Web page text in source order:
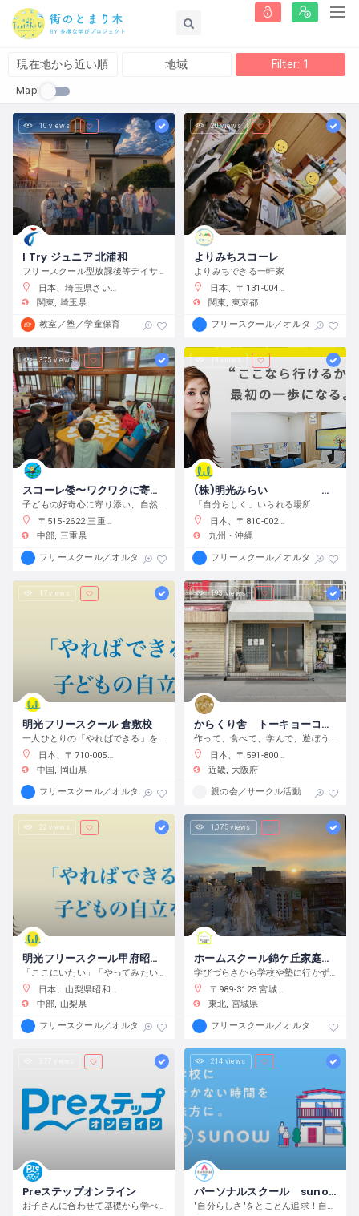
現在地から近い順 地域 Filter: 1
Map
10 views
I Try ジュニア 北浦和
フリースクール型放課後等デイサービス
日本、埼玉県さいたま市浦和区元町２−３４−１０
関東
埼玉県
教室／塾／学童保育
20 views
よりみちスコーレ
よりみちできる一軒家
日本、〒131-0045 東京都墨田区押上２丁目２８−３
関東
東京都
フリースクール／オルタナティブス
375 views
スコーレ倭〜ワクワクに寄り添う学校〜
子どもの好奇心に寄り添い、自然体験と創作活動を通してこの世界の面白さへと導きます。
〒515-2622 三重県津市白山町中ノ村１３８−４
中部 三重県
フリースクール／オルタナティブスクール
(株)明光みらい 明光フリースクール薬院本校
「自分らしく」いられる場所
日本、〒810-0022 福岡県福岡市中央区薬院１−１０−６ フォレスト薬院大通り
九州・沖縄
フリースクール／オルタナティブス
17 views
明光フリースクール 倉敷校
一人ひとりの「やればできる」を見つけ、育む
日本、〒710-0057 岡山県倉敷市昭和２丁目４−１５ マンション クラデン 1F
中国
岡山県
フリースクール／オルタナティブスクール
193 views
からくり舎 トーキョーコーヒーNo.233
作って、食べて、学んで、遊ぼう。
日本、〒591-8008 大阪府堺市北区東浅香山町３丁２１−３８
近畿 大阪府
親の会／サークル活動
22 views
明光フリースクール甲府昭和校
日本、山梨県昭和町西条９１
中部
山梨県
フリースクール／オルタナティブスクール
1,075 views
ホームスクール錦ケ丘家庭学習Support
〒989-3123 宮城県仙台市青葉区錦ケ丘５丁目３０−６
東北 宮城県
フリースクール／オルタナティブス
Preステップオンライン
お子さんに合わせて基礎から学べる学習スタイル！ できた！わかった！を積み重ねて『自信』が増していく！
214 views
パーソナルスクール sunow -スノー
"自分らしさ"をとことん追求！自分の居場所を創造する力へ。